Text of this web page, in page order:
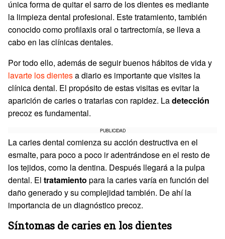
única forma de quitar el sarro de los dientes es mediante
la limpieza dental profesional. Este tratamiento, también
conocido como profilaxis oral o tartrectomía, se lleva a
cabo en las clínicas dentales.
Por todo ello, además de seguir buenos hábitos de vida y
lavarte los dientesa diario es importante que visites la
clínica dental. El propósito de estas visitas es evitar la
aparición de caries o tratarlas con rapidez. Ladetección
precoz es fundamental.
PUBLICIDAD
La caries dental comienza su acción destructiva en el
esmalte, para poco a poco ir adentrándose en el resto de
los tejidos, como la dentina. Después llegará a la pulpa
dental. El tratamiento para la caries varía en función del
daño generado y su complejidad también. De ahí la
importancia de un diagnóstico precoz.
Síntomas de caries en los dientes